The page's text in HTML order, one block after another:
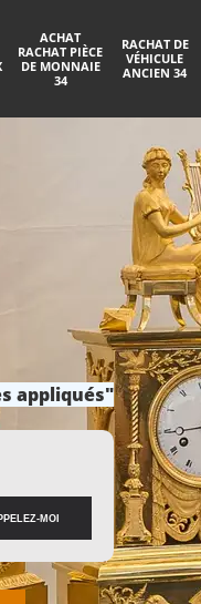
ACHAT
RACHAT PIÈCE
DE MONNAIE
34
RACHAT DE
VÉHICULE
ANCIEN 34
appliqués"